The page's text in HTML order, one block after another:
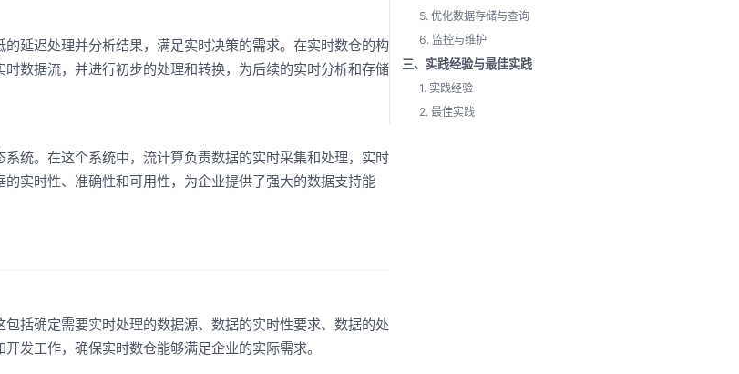
延迟处理并分析结果，满足实时决策的需求。在实时数仓的构
数据流，并进行初步的处理和转换，为后续的实时分析和存储
统。在这个系统中，流计算负责数据的实时采集和处理，实时
实时性、准确性和可用性，为企业提供了强大的数据支持能
括确定需要实时处理的数据源、数据的实时性要求、数据的处
发工作，确保实时数仓能够满足企业的实际需求。
5. 优化数据存储与查询
6. 监控与维护
三、实践经验与最佳实践
1. 实践经验
2. 最佳实践